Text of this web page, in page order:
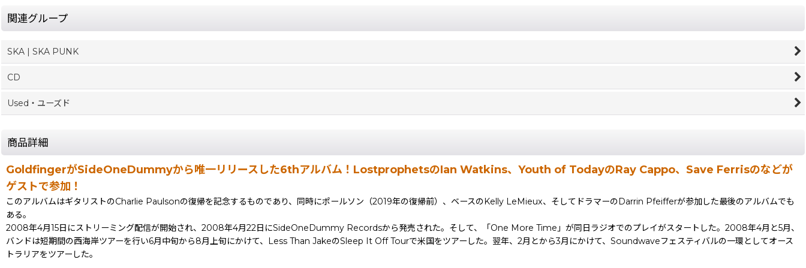
関連グループ
SKA | SKA PUNK
CD
Used・ユーズド
商品詳細
GoldfingerがSideOneDummyから唯一リリースした6thアルバム！LostprophetsのIan Watkins、Youth of TodayのRay Cappo、Save Ferrisのなどが
ゲストで参加！
このアルバムはギタリストのCharlie Paulsonの復帰を記念するものであり、同時にポールソン（2019年の復帰前）、ベースのKelly LeMieux、そしてドラマーのDarrin Pfeifferが参加した最後のアルバムでも
ある。
2008年4月15日にストリーミング配信が開始され、2008年4月22日にSideOneDummy Recordsから発売された。そして、「One More Time」が同日ラジオでのプレイがスタートした。2008年4月と5月、
バンドは短期間の西海岸ツアーを行い6月中旬から8月上旬にかけて、Less Than JakeのSleep It Off Tourで米国をツアーした。翌年、2月とから3月にかけて、Soundwaveフェスティバルの一環としてオース
トラリアをツアーした。